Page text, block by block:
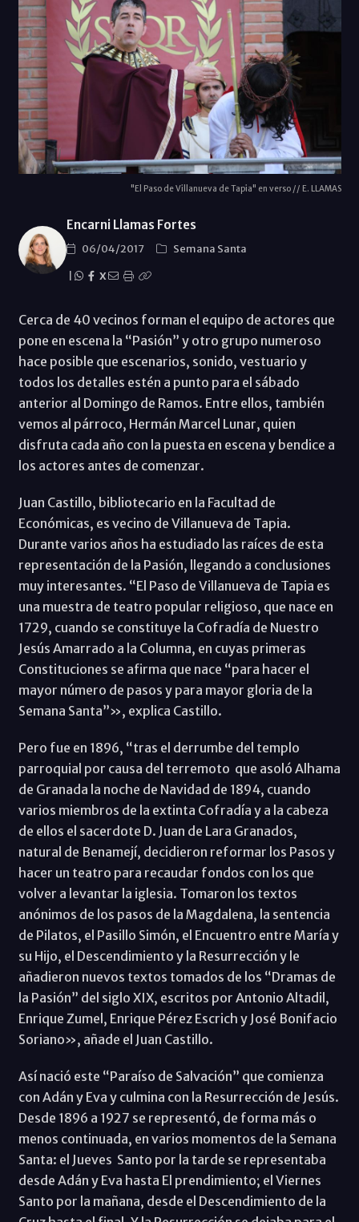
"El Paso de Villanueva de Tapia" en verso // E. LLAMAS
Encarni Llamas Fortes
06/04/2017
Semana Santa
X
Cerca de 40 vecinos forman el equipo de actores que
pone en escena la “Pasión” y otro grupo numeroso
hace posible que escenarios, sonido, vestuario y
todos los detalles estén a punto para el sábado
anterior al Domingo de Ramos. Entre ellos, también
vemos al párroco, Hermán Marcel Lunar, quien
disfruta cada año con la puesta en escena y bendice a
los actores antes de comenzar.
Juan Castillo, bibliotecario en la Facultad de
Económicas, es vecino de Villanueva de Tapia.
Durante varios años ha estudiado las raíces de esta
representación de la Pasión, llegando a conclusiones
muy interesantes. “El Paso de Villanueva de Tapia es
una muestra de teatro popular religioso, que nace en
1729, cuando se constituye la Cofradía de Nuestro
Jesús Amarrado a la Columna, en cuyas primeras
Constituciones se afirma que nace “para hacer el
mayor número de pasos y para mayor gloria de la
Semana Santa”», explica Castillo.
Pero fue en 1896, “tras el derrumbe del templo
parroquial por causa del terremoto que asoló Alhama
de Granada la noche de Navidad de 1894, cuando
varios miembros de la extinta Cofradía y a la cabeza
de ellos el sacerdote D. Juan de Lara Granados,
natural de Benamejí, decidieron reformar los Pasos y
hacer un teatro para recaudar fondos con los que
volver a levantar la iglesia. Tomaron los textos
anónimos de los pasos de la Magdalena, la sentencia
de Pilatos, el Pasillo Simón, el Encuentro entre María y
su Hijo, el Descendimiento y la Resurrección y le
añadieron nuevos textos tomados de los “Dramas de
la Pasión” del siglo XIX, escritos por Antonio Altadil,
Enrique Zumel, Enrique Pérez Escrich y José Bonifacio
Soriano», añade el Juan Castillo.
Así nació este “Paraíso de Salvación” que comienza
con Adán y Eva y culmina con la Resurrección de Jesús.
Desde 1896 a 1927 se representó, de forma más o
menos continuada, en varios momentos de la Semana
Santa: el Jueves Santo por la tarde se representaba
desde Adán y Eva hasta El prendimiento; el Viernes
Santo por la mañana, desde el Descendimiento de la